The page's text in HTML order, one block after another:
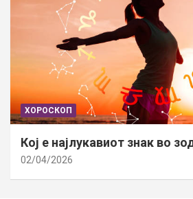
ХОРОСКОП
Кој е најлукавиот знак во
02/04/2026